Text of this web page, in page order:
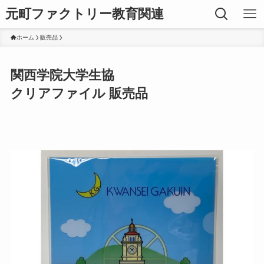
元町ファクトリー教育関連
ホーム 販売品
関西学院大学生協
クリアファイル 販売品